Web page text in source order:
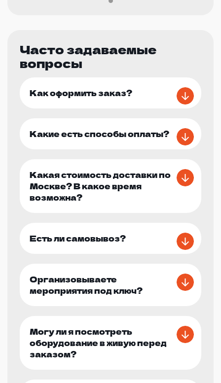
Часто задаваемые
вопросы
Как оформить заказ?
Какие есть способы оплаты?
Какая стоимость доставки по
Москве? В какое время
возможна?
Есть ли самовывоз?
Организовываете
мероприятия под ключ?
Могу ли я посмотреть
оборудование в живую перед
заказом?